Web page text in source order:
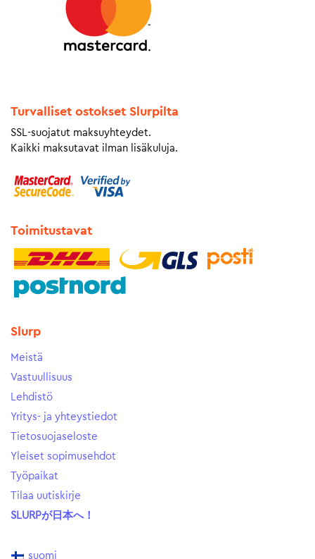
Turvalliset ostokset Slurpilta
SSL-suojatut maksuyhteydet.
Kaikki maksutavat ilman lisäkuluja.
Toimitustavat
Slurp
Meistä
Vastuullisuus
Lehdistö
Yritys- ja yhteystiedot
Tietosuojaseloste
Yleiset sopimusehdot
Työpaikat
Tilaa uutiskirje
SLURPが日本へ！
suomi